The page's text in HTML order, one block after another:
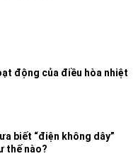
động của điều hòa nhiệt
biết “điện không dây”
thế nào?